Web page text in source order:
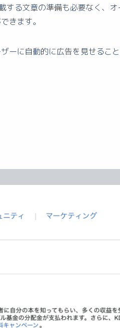
る文章の準備も必要なく、
きます。
ーに自動的に広告を見せること